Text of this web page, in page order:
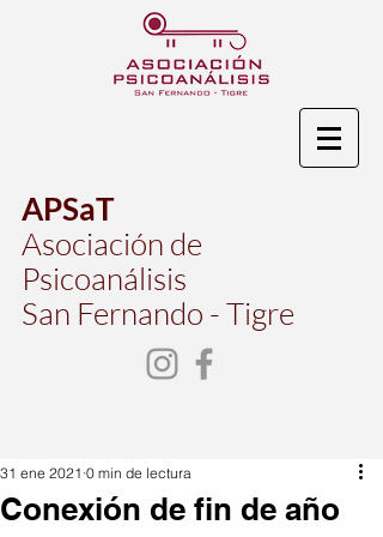
APSaT
Asociación de
Psicoanálisis
San Fernando - Tigre
Conexión de fin de año
31 ene 2021 0 min de lectura